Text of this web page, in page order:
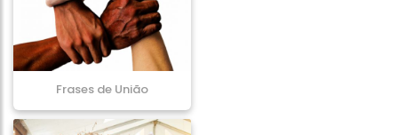
Frases de União